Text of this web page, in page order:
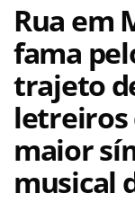
Rua em
fama
trajeto
letreiros
maior
musical